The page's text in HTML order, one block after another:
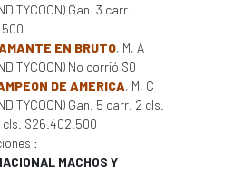
TYCOON) Gan. 3 carr.
EN BRUTO, M, A
TYCOON) No corrió $0
DE AMERICA, M, C
TYCOON) Gan. 5 carr. 2 cls.
cls. $26.402.500
:
MACHOS Y